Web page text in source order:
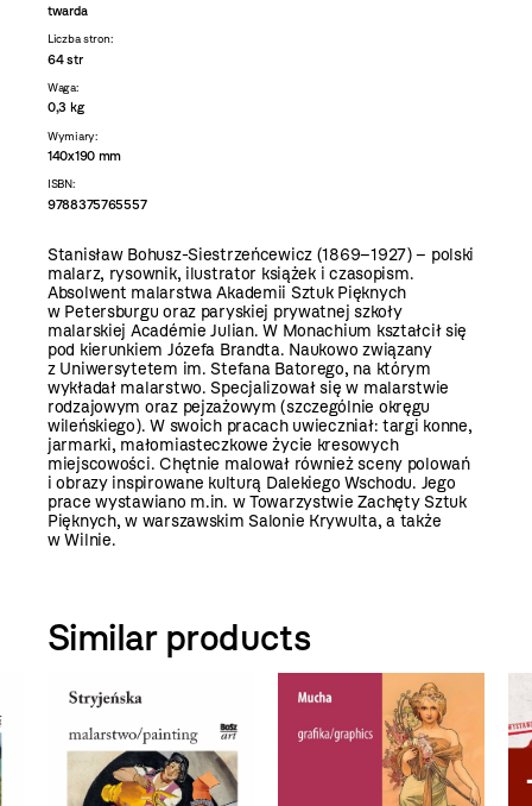
twarda
Liczba stron:
64 str
Waga:
0,3 kg
Wymiary:
140x190 mm
ISBN:
9788375765557
Stanisław Bohusz-Siestrzeńcewicz (1869–1927) – polski
malarz, rysownik, ilustrator książek i czasopism.
Absolwent malarstwa Akademii Sztuk Pięknych
w Petersburgu oraz paryskiej prywatnej szkoły
malarskiej Académie Julian. W Monachium kształcił się
pod kierunkiem Józefa Brandta. Naukowo związany
z Uniwersytetem im. Stefana Batorego, na którym
wykładał malarstwo. Specjalizował się w malarstwie
rodzajowym oraz pejzażowym (szczególnie okręgu
wileńskiego). W swoich pracach uwieczniał: targi konne,
jarmarki, małomiasteczkowe życie kresowych
miejscowości. Chętnie malował również sceny polowań
i obrazy inspirowane kulturą Dalekiego Wschodu. Jego
prace wystawiano m.in. w Towarzystwie Zachęty Sztuk
Pięknych, w warszawskim Salonie Krywulta, a także
w Wilnie.
Similar products